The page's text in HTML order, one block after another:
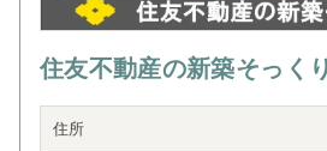
住友不動産の新築そっく
住所